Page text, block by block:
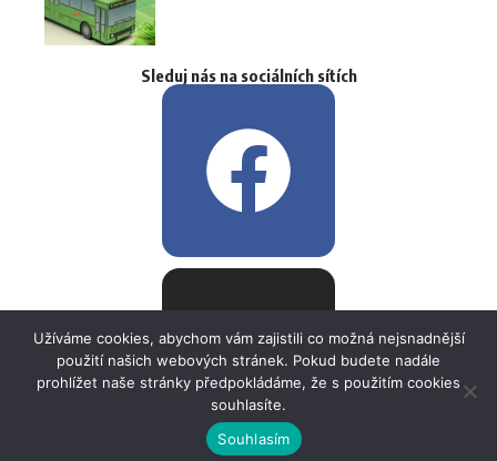
Sleduj nás na sociálních sítích
Užíváme cookies, abychom vám zajistili co možná nejsnadnější
použití našich webových stránek. Pokud budete nadále
prohlížet naše stránky předpokládáme, že s použitím cookies
souhlasíte.
Souhlasím